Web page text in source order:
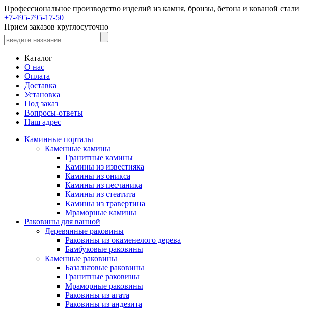
Профессиональное производство изделий из камня, бронзы, бетона и кованой стали
+7-495-795-17-50
Прием заказов круглосуточно
Каталог
О нас
Оплата
Доставка
Установка
Под заказ
Вопросы-ответы
Наш адрес
Каминные порталы
Каменные камины
Гранитные камины
Камины из известняка
Камины из оникса
Камины из песчаника
Камины из стеатита
Камины из травертина
Мраморные камины
Раковины для ванной
Деревянные раковины
Раковины из окаменелого дерева
Бамбуковые раковины
Каменные раковины
Базальтовые раковины
Гранитные раковины
Мраморные раковины
Раковины из агата
Раковины из андезита